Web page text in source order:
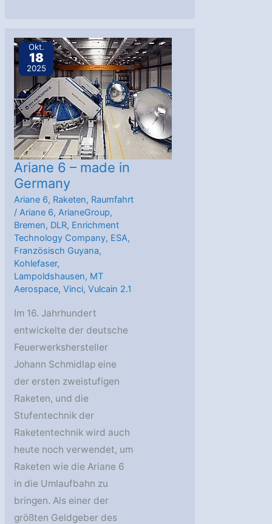
Oberstufentriebwerk
Vinci
künftig
in
Lampoldshausen
Okt.
18
2025
Ariane 6 – made in
Germany
Ariane 6, Raketen, Raumfahrt
/Ariane 6,ArianeGroup,
Bremen, DLR, Enrichment
Technology Company, ESA,
Französisch Guyana,
Kohlefaser,
Lampoldshausen, MT
Aerospace,Vinci,Vulcain 2.1
Im 16. Jahrhundert
entwickelte der deutsche
Feuerwerkshersteller
Johann Schmidlap eine
der ersten zweistufigen
Raketen, und die
Stufentechnik der
Raketentechnik wird auch
heute noch verwendet, um
Raketen wie die Ariane 6
in die Umlaufbahn zu
bringen. Als einer der
größten Geldgeber des